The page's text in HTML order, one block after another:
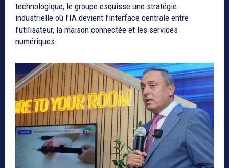
technologique, le groupe esquisse une stratégie
industrielle où l’IA devient l’interface centrale entre
l’utilisateur, la maison connectée et les services
numériques.